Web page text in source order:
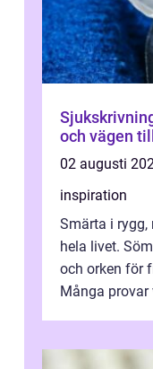
Sjukskrivning rättigheter,
och vägen
02 augusti
inspiration
Smärta i rygg,
hela livet.
och orken för
Många provar